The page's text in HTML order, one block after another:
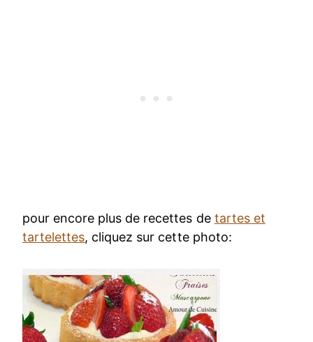
pour encore plus de recettes de tartes et
tartelettes, cliquez sur cette photo: